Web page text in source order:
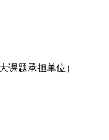
课题承担单位）